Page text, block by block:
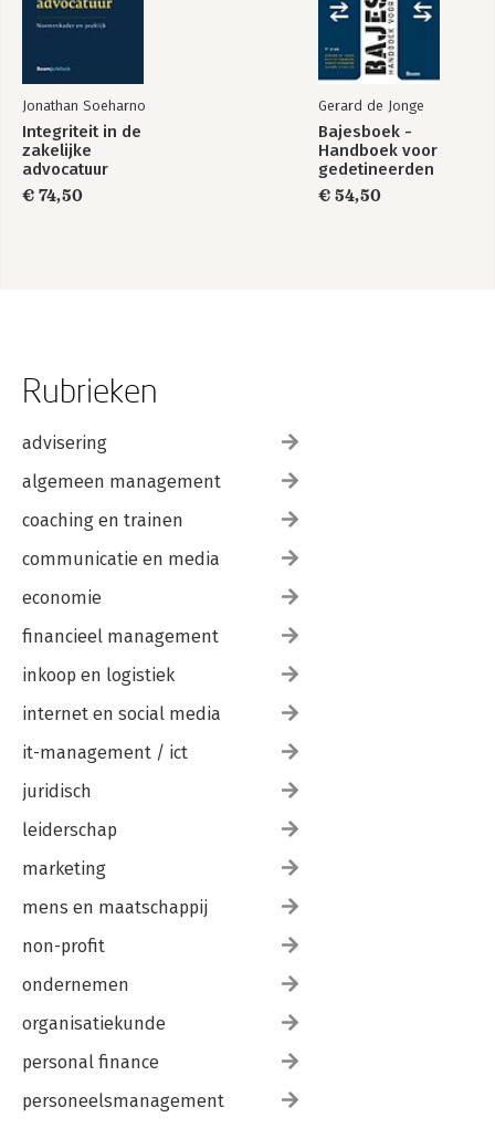
Jonathan Soeharno
Integriteit in de
zakelijke
advocatuur
€ 74,50
Gerard de Jonge
Bajesboek -
Handboek voor
gedetineerden
€ 54,50
Rubrieken
advisering
algemeen management
coaching en trainen
communicatie en media
economie
financieel management
inkoop en logistiek
internet en social media
it-management / ict
juridisch
leiderschap
marketing
mens en maatschappij
non-profit
ondernemen
organisatiekunde
personal finance
personeelsmanagement